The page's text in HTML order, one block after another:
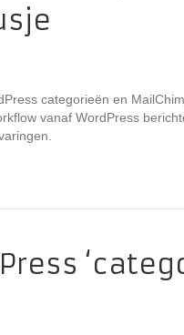
categorieën en
vanaf WordPress